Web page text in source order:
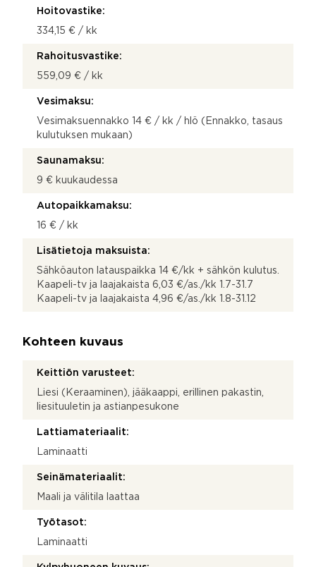
Hoitovastike:
334,15 € / kk
Rahoitusvastike:
559,09 € / kk
Vesimaksu:
Vesimaksuennakko 14 € / kk / hlö (Ennakko, tasaus
kulutuksen mukaan)
Saunamaksu:
9 € kuukaudessa
Autopaikkamaksu:
16 € / kk
Lisätietoja maksuista:
Sähköauton latauspaikka 14 €/kk + sähkön kulutus.
Kaapeli-tv ja laajakaista 6,03 €/as./kk 1.7-31.7
Kaapeli-tv ja laajakaista 4,96 €/as./kk 1.8-31.12
Kohteen kuvaus
Keittiön varusteet:
Liesi (Keraaminen), jääkaappi, erillinen pakastin,
liesituuletin ja astianpesukone
Lattiamateriaalit:
Laminaatti
Seinämateriaalit:
Maali ja välitila laattaa
Työtasot:
Laminaatti